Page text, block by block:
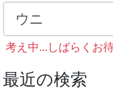
考え中...しばらくお
最近の検索